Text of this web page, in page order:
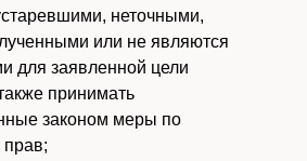
неточными,
или не являются
для заявленной цели
принимать
законом меры по
прав;